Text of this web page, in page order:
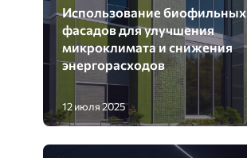
Использование биофильных
фасадов для улучшения
микроклимата и снижения
энергорасходов
12 июля 2025